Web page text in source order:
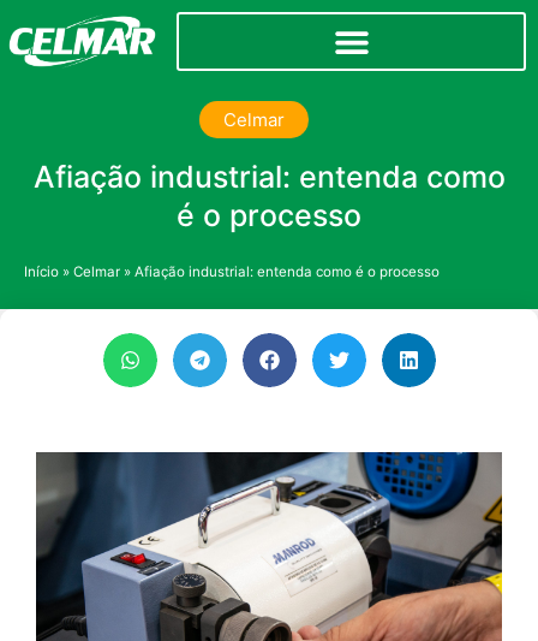
Celmar
Afiação industrial: entenda como
é o processo
Início » Celmar » Afiação industrial: entenda como é o processo